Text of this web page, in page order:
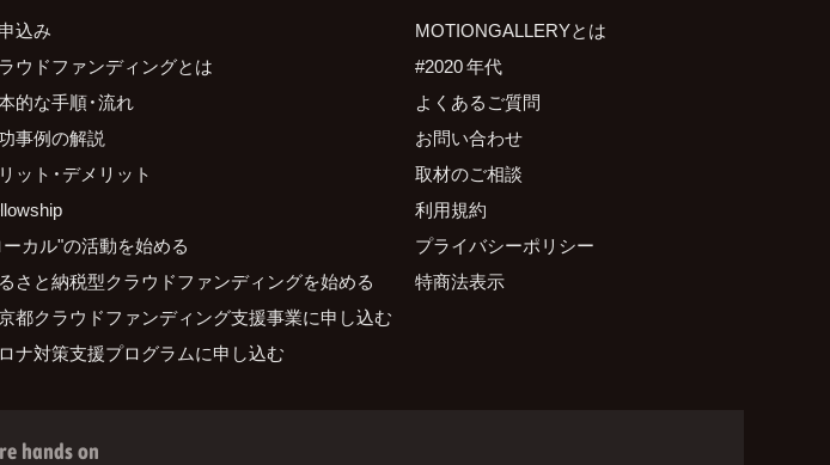
込み
ウドファンディングとは
的な手順・流れ
事例の解説
ット・デメリット
カル"の活動を始める
さと納税型クラウドファンディングを始める
都クラウドファンディング支援事業に申し込む
ナ対策支援プログラムに申し込む
MOTIONGALLERYとは
#2020 年代
よくあるご質問
お問い合わせ
取材のご相談
利用規約
プライバシーポリシー
特商法表示
hands on